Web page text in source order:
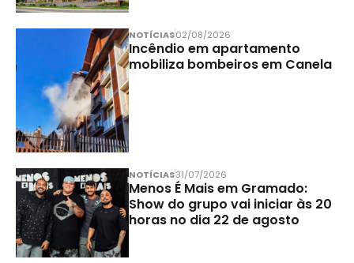
NOTÍCIAS02/08/2026
Incêndio em apartamento
mobiliza bombeiros em Canela
NOTÍCIAS31/07/2026
Menos É Mais em Gramado:
Show do grupo vai iniciar às 20
horas no dia 22 de agosto